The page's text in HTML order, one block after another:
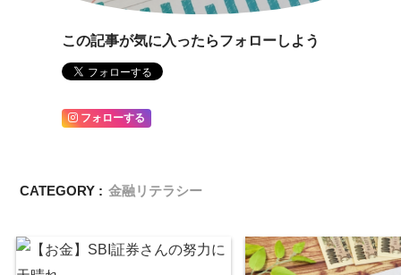
この記事が気に入ったらフォローしよう
フォローする
CATEGORY : 金融リテラシー